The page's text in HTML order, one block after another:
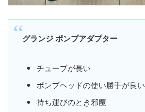
グランジ ポンプアダプター
チューブが長い
ポンプヘッドの使い勝手が良い
持ち運びのとき邪魔